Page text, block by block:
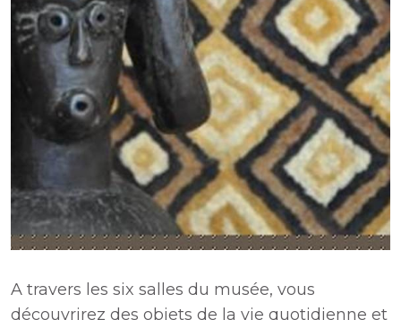
A travers les six salles du musée, vous
découvrirez des objets de la vie quotidienne et